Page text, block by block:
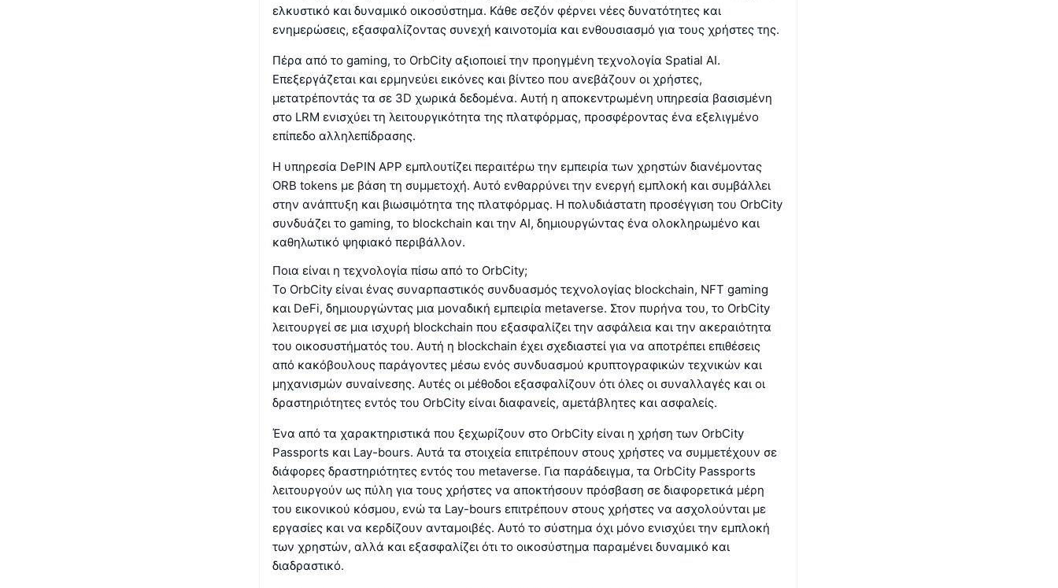
ελκυστικό και δυναμικό οικοσύστημα. Κάθε σεζόν φέρνει νέες δυνατότητες και
ενημερώσεις, εξασφαλίζοντας συνεχή καινοτομία και ενθουσιασμό για τους χρήστες της.
Πέρα από το gaming, το OrbCity αξιοποιεί την προηγμένη τεχνολογία Spatial AI.
Επεξεργάζεται και ερμηνεύει εικόνες και βίντεο που ανεβάζουν οι χρήστες,
μετατρέποντάς τα σε 3D χωρικά δεδομένα. Αυτή η αποκεντρωμένη υπηρεσία βασισμένη
στο LRM ενισχύει τη λειτουργικότητα της πλατφόρμας, προσφέροντας ένα εξελιγμένο
επίπεδο αλληλεπίδρασης.
Η υπηρεσία DePIN APP εμπλουτίζει περαιτέρω την εμπειρία των χρηστών διανέμοντας
ORB tokens με βάση τη συμμετοχή. Αυτό ενθαρρύνει την ενεργή εμπλοκή και συμβάλλει
στην ανάπτυξη και βιωσιμότητα της πλατφόρμας. Η πολυδιάστατη προσέγγιση του OrbCity
συνδυάζει το gaming, το blockchain και την AI, δημιουργώντας ένα ολοκληρωμένο και
καθηλωτικό ψηφιακό περιβάλλον.
Ποια είναι η τεχνολογία πίσω από το OrbCity;
Το OrbCity είναι ένας συναρπαστικός συνδυασμός τεχνολογίας blockchain, NFT gaming
και DeFi, δημιουργώντας μια μοναδική εμπειρία metaverse. Στον πυρήνα του, το OrbCity
λειτουργεί σε μια ισχυρή blockchain που εξασφαλίζει την ασφάλεια και την ακεραιότητα
του οικοσυστήματός του. Αυτή η blockchain έχει σχεδιαστεί για να αποτρέπει επιθέσεις
από κακόβουλους παράγοντες μέσω ενός συνδυασμού κρυπτογραφικών τεχνικών και
μηχανισμών συναίνεσης. Αυτές οι μέθοδοι εξασφαλίζουν ότι όλες οι συναλλαγές και οι
δραστηριότητες εντός του OrbCity είναι διαφανείς, αμετάβλητες και ασφαλείς.
Ένα από τα χαρακτηριστικά που ξεχωρίζουν στο OrbCity είναι η χρήση των OrbCity
Passports και Lay-bours. Αυτά τα στοιχεία επιτρέπουν στους χρήστες να συμμετέχουν σε
διάφορες δραστηριότητες εντός του metaverse. Για παράδειγμα, τα OrbCity Passports
λειτουργούν ως πύλη για τους χρήστες να αποκτήσουν πρόσβαση σε διαφορετικά μέρη
του εικονικού κόσμου, ενώ τα Lay-bours επιτρέπουν στους χρήστες να ασχολούνται με
εργασίες και να κερδίζουν ανταμοιβές. Αυτό το σύστημα όχι μόνο ενισχύει την εμπλοκή
των χρηστών, αλλά και εξασφαλίζει ότι το οικοσύστημα παραμένει δυναμικό και
διαδραστικό.